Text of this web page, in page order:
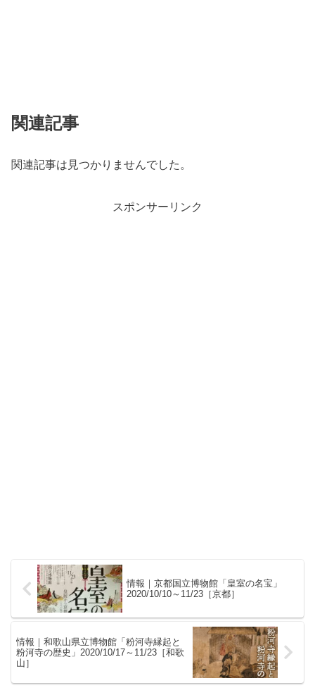
関連記事
関連記事は見つかりませんでした。
スポンサーリンク
情報｜京都国立博物館「皇室の名宝」
2020/10/10～11/23［京都］
情報｜和歌山県立博物館「粉河寺縁起と
粉河寺の歴史」2020/10/17～11/23［和歌
山］